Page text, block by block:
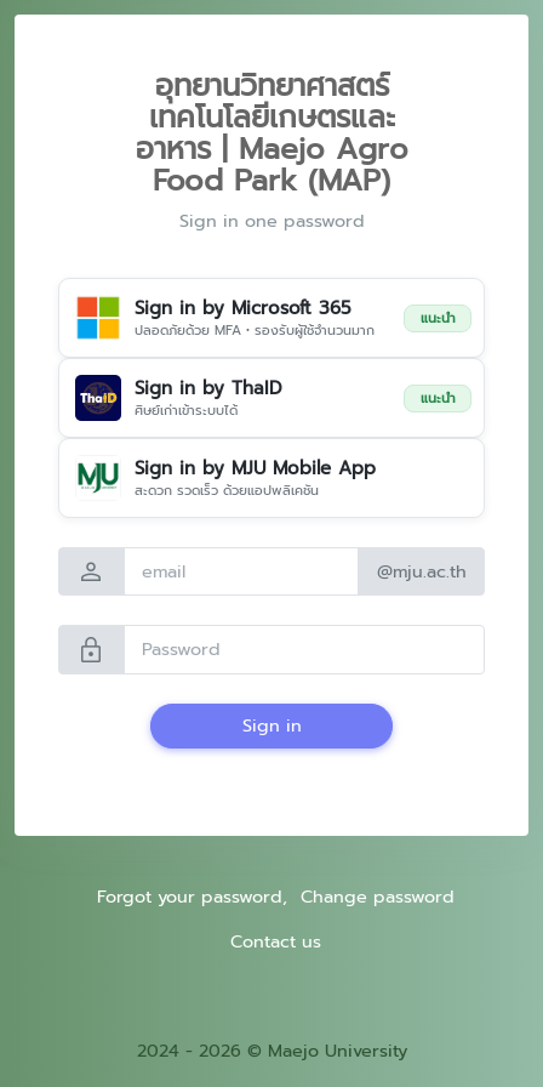
อุทยานวิทยาศาสตร์
เทคโนโลยีเกษตรและ
อาหาร | Maejo Agro
Food Park (MAP)
Sign in one password
Sign in by Microsoft 365
ปลอดภัยด้วย MFA • รองรับผู้ใช้จำนวนมาก
แนะนำ
Sign in by ThaID
ศิษย์เก่าเข้าระบบได้
แนะนำ
Sign in by MJU Mobile App
สะดวก รวดเร็ว ด้วยแอปพลิเคชัน
person @mju.ac.th
lock
Sign in
Forgot your password, Change password
Contact us
2024 - 2026 © Maejo University